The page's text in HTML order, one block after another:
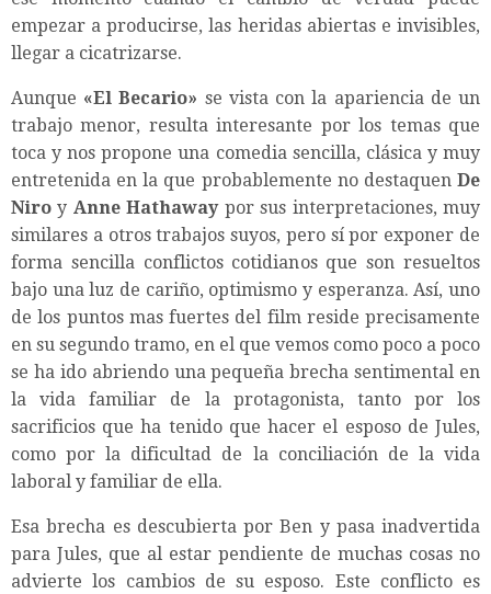
empezar a producirse, las heridas abiertas e invisibles,
llegar a cicatrizarse.
Aunque «El Becario» se vista con la apariencia de un
trabajo menor, resulta interesante por los temas que
toca y nos propone una comedia sencilla, clásica y muy
entretenida en la que probablemente no destaquen De
Niro y Anne Hathawaypor sus interpretaciones, muy
similares a otros trabajos suyos, pero sí por exponer de
forma sencilla conflictos cotidianos que son resueltos
bajo una luz de cariño, optimismo y esperanza. Así, uno
de los puntos mas fuertes del film reside precisamente
en su segundo tramo, en el que vemos como poco a poco
se ha ido abriendo una pequeña brecha sentimental en
la vida familiar de la protagonista, tanto por los
sacrificios que ha tenido que hacer el esposo de Jules,
como por la dificultad de la conciliación de la vida
laboral y familiar de ella.
Esa brecha es descubierta por Ben y pasa inadvertida
para Jules, que al estar pendiente de muchas cosas no
advierte los cambios de su esposo. Este conflicto es